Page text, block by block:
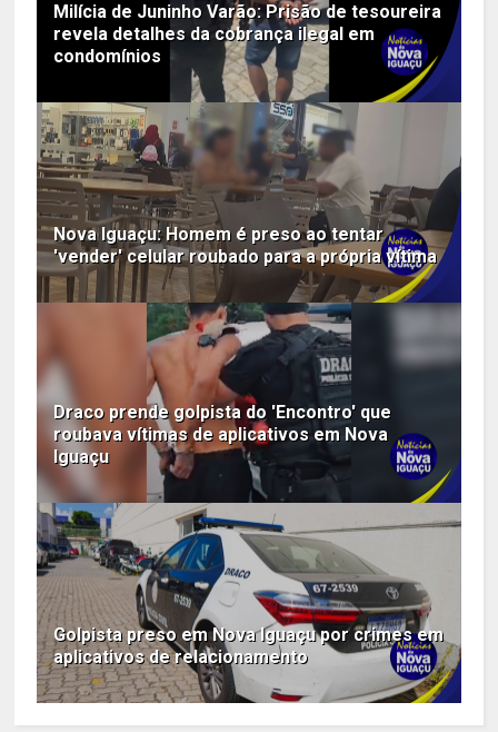
Milícia de Juninho Varão: Prisão de tesoureira
revela detalhes da cobrança ilegal em
condomínios
Nova Iguaçu: Homem é preso ao tentar
'vender' celular roubado para a própria vítima
Draco prende golpista do 'Encontro' que
roubava vítimas de aplicativos em Nova
Iguaçu
Golpista preso em Nova Iguaçu por crimes em
aplicativos de relacionamento